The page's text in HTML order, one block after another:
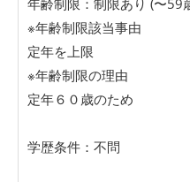
年齢制限：制限あり (〜59
※年齢制限該当事由
定年を上限
※年齢制限の理由
定年６０歳のため
学歴条件：不問